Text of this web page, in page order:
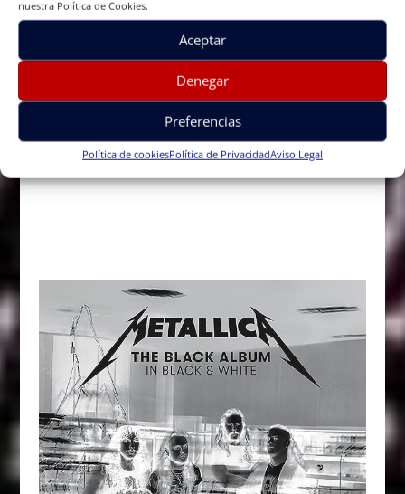
nuestra Política de Cookies.
Aceptar
Denegar
Preferencias
Política de cookiesPolítica de PrivacidadAviso Legal